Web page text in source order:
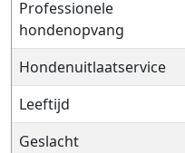
Professionele
hondenopvang
Hondenuitlaatservice
Leeftijd
Geslacht